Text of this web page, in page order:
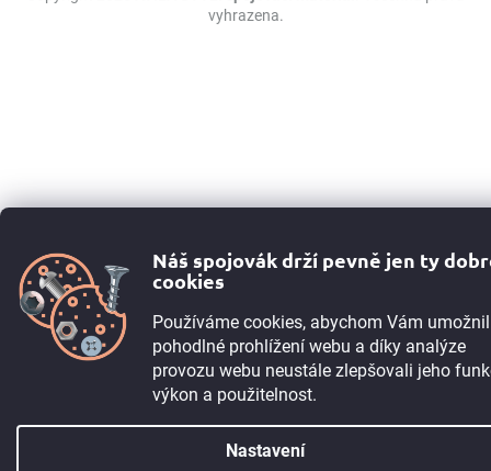
Náš spojovák drží pevně jen ty
cookies
Používáme cookies, abychom Vám
pohodlné prohlížení webu a díky analýze
provozu webu neustále zlepšovali jeho
výkon a použitelnost.
Nastavení
vyhrazena.